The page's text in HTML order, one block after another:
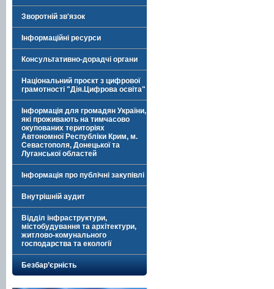
Зворотній зв'язок
Інформаційні ресурси
Консультативно-дорадчі органи
Національний проєкт з цифрової
грамотності "Дія.Цифрова освіта"
Інформація для громадян України,
які проживають на тимчасово
окупованих територіях
Автономної Республіки Крим, м.
Севастополя, Донецької та
Луганської областей
Інформація про публічні закупівлі
Внутрішній аудит
Відділ інфраструктури,
містобудування та архітектури,
житлово-комунального
господарства та екології
Безбар’єрність